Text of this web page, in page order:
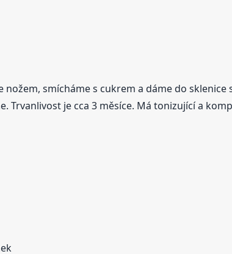
smícháme s cukrem a dáme do
Trvanlivost je cca 3 měsíce. Má tonizující a